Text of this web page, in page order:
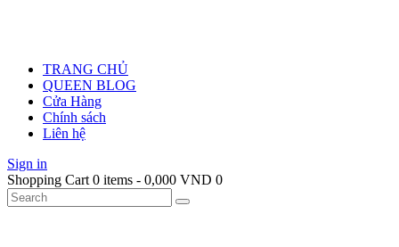
TRANG CHỦ
QUEEN BLOG
Cửa Hàng
Chính sách
Liên hệ
Sign in
Shopping Cart 0 items - 0,000 VND 0